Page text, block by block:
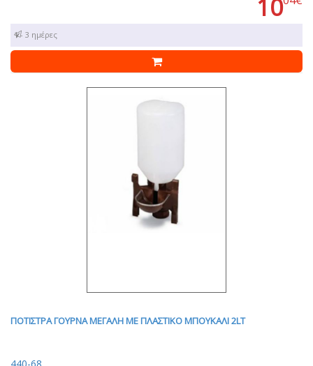
10
1 - 3 ημέρες
ΠΟΤΙΣΤΡΑ ΓΟΥΡΝΑ ΜΕΓΑΛΗ ΜΕ ΠΛΑΣΤΙΚΟ ΜΠΟΥΚΑΛΙ 2LT